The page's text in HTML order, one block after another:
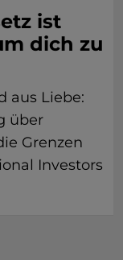
ist
dich zu
aus Liebe:
über
Grenzen
Investors